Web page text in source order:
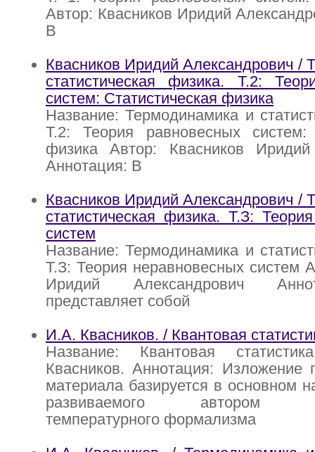
Автор: Квасников Иридий
В
Квасников Иридий Александрович /
статистическая физика. Т.2:
систем: Статистическая физика
Название: Термодинамика и
Т.2: Теория равновесных систем:
физика Автор: Квасников Иридий
Аннотация: В
Квасников Иридий Александрович /
статистическая физика. Т.З:
систем
Название: Термодинамика и
Т.З: Теория неравновесных систем
Иридий Александрович
представляет собой
И.А. Квасников. / Квантовая
Название: Квантовая
Квасников. Аннотация: Изложение
материала базируется в основном
развиваемого автором
температурного формализма